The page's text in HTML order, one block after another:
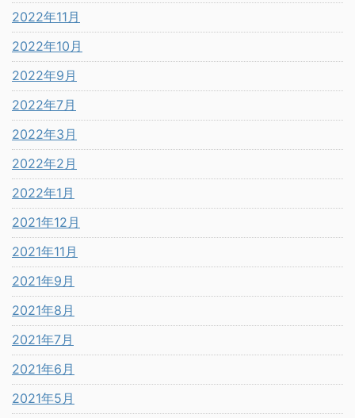
2022年11月
2022年10月
2022年9月
2022年7月
2022年3月
2022年2月
2022年1月
2021年12月
2021年11月
2021年9月
2021年8月
2021年7月
2021年6月
2021年5月